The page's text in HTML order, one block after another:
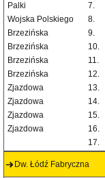
Palki
7.
Wojska Polskiego
8.
Brzezińska
9.
Brzezińska
10.
Brzezińska
11.
Brzezińska
12.
Zjazdowa
13.
Zjazdowa
14.
Zjazdowa
15.
Zjazdowa
16.
17.
Dw. Łódź Fabryczna